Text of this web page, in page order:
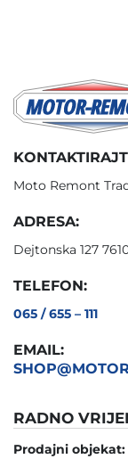
Moto Remont
ADRESA:
Dejtonska 127
TELEFON:
065 / 655 – 111
EMAIL:
RADNO
Prodajni objekat: